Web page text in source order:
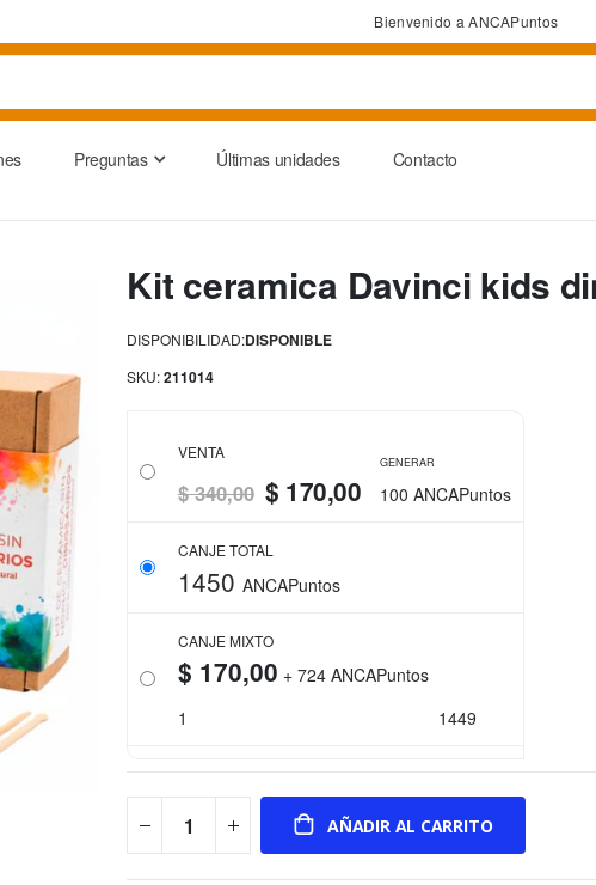
Bienvenido a ANCAPuntos
Preguntas Últimas unidades Contacto
Kit ceramica Davinci kids
DISPONIBILIDAD:DISPONIBLE
SKU 211014
VENTA
$ 340,00 $ 170,00
GENERAR
100 ANCAPuntos
CANJE TOTAL
1450 ANCAPuntos
CANJE MIXTO
$ 170,00 + 724 ANCAPuntos
1
1449
AÑADIR AL CARRITO